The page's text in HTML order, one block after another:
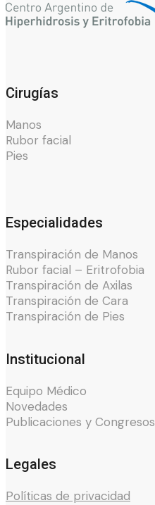
Cirugías
Manos
Rubor facial
Pies
Especialidades
Transpiración de Manos
Rubor facial – Eritrofobia
Transpiración de Axilas
Transpiración de Cara
Transpiración de Pies
Institucional
Equipo Médico
Novedades
Publicaciones y Congresos
Legales
Políticas de privacidad